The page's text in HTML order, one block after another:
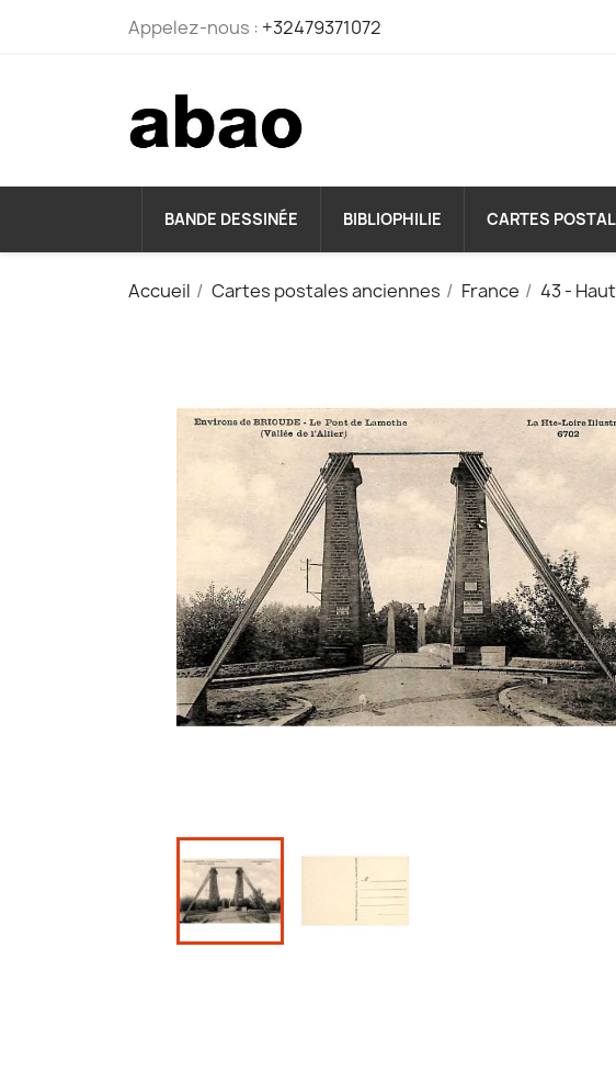
Appelez-nous : +32479371072
BANDE DESSINÉE BIBLIOPHILIE CARTES
Accueil Cartes postales anciennes France 43 -